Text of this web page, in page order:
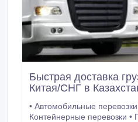
Быстрая доставка
Китая/СНГ в
• Автомобильные
Контейнерные перевозки •